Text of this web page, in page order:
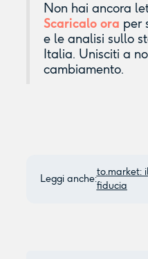
Non hai ancora
Scaricalo ora per
e le analisi sullo
Italia. Unisciti a
cambiamento.
Leggi anche:
to.market:
fiducia